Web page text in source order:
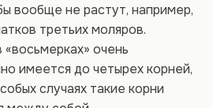
вообще не растут, например,
третьих моляров.
очень
имеется до четырех корней,
случаях такие корни